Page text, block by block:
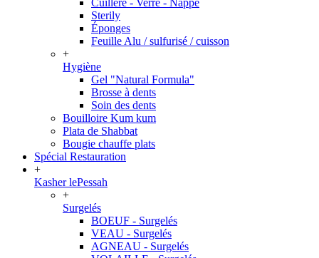
Cuillère - Verre - Nappe
Sterily
Éponges
Feuille Alu / sulfurisé / cuisson
+
Hygiène
Gel "Natural Formula"
Brosse à dents
Soin des dents
Bouilloire Kum kum
Plata de Shabbat
Bougie chauffe plats
Spécial Restauration
+
Kasher lePessah
+
Surgelés
BOEUF - Surgelés
VEAU - Surgelés
AGNEAU - Surgelés